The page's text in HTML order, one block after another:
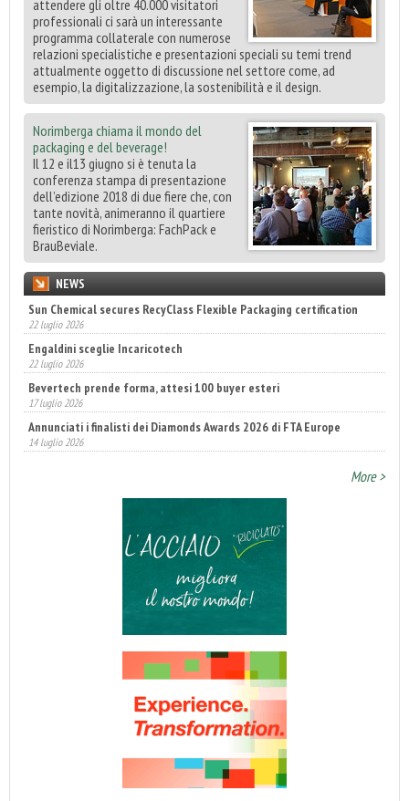
attendere gli oltre 40.000 visitatori
professionali ci sarà un interessante
programma collaterale con numerose
relazioni specialistiche e presentazioni speciali su temi trend
attualmente oggetto di discussione nel settore come, ad
esempio, la digitalizzazione, la sostenibilità e il design.
Norimberga chiama il mondo del
packaging e del beverage!
Il 12 e il13 giugno si è tenuta la
conferenza stampa di presentazione
dell’edizione 2018 di due fiere che, con
tante novità, animeranno il quartiere
fieristico di Norimberga: FachPack e
BrauBeviale.
NEWS
Sun Chemical secures RecyClass Flexible Packaging certification
22 luglio 2026
Engaldini sceglie Incaricotech
22 luglio 2026
Bevertech prende forma, attesi 100 buyer esteri
17 luglio 2026
Annunciati i finalisti dei Diamonds Awards 2026 di FTA Europe
14 luglio 2026
More >